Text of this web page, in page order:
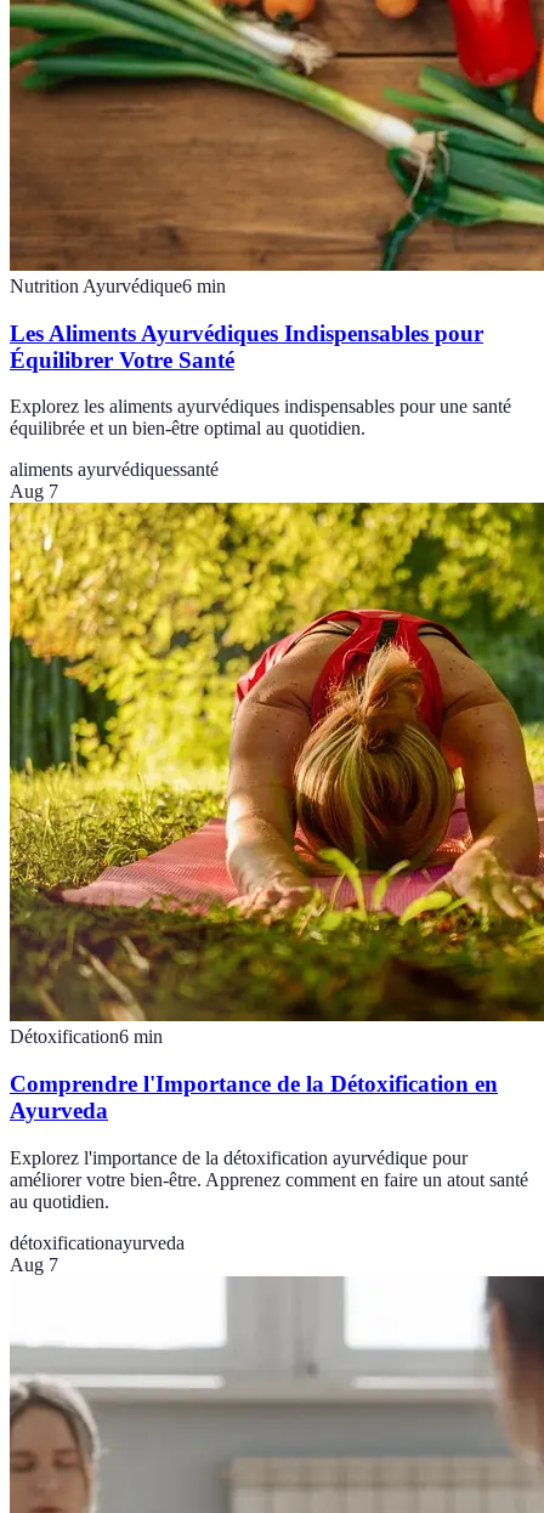
Nutrition Ayurvédique6 min
Les Aliments Ayurvédiques Indispensables pour
Équilibrer Votre Santé
Explorez les aliments ayurvédiques indispensables pour une santé
équilibrée et un bien-être optimal au quotidien.
aliments ayurvédiquessanté
Aug 7
Détoxification6 min
Comprendre l'Importance de la Détoxification en
Ayurveda
Explorez l'importance de la détoxification ayurvédique pour
améliorer votre bien-être. Apprenez comment en faire un atout santé
au quotidien.
détoxificationayurveda
Aug 7